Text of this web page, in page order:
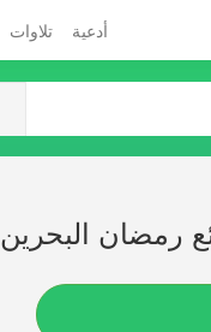
أدعية تلاوات
رمضان البحرين